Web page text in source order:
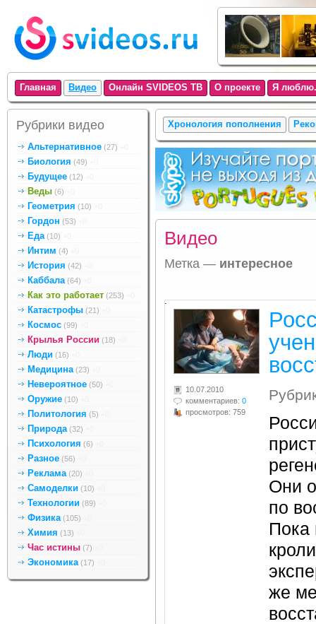
Главная Видео Онлайн SVIDEOS ТВ О проекте Я
Рубрики видео
Альтернативное (27)
Биология (49)
Будущее (12)
Веды (6)
Геометрия (10)
Гордон (53)
Еда (10)
Интим (4)
История (42)
Каббала (64)
Как это работает (253)
Катастрофы (21)
Космос (99)
Крылья России (18)
Люди (16)
Медицина (23)
Невероятное (50)
Оружие (10)
Политология (5)
Природа (32)
Психология (6)
Разное (56)
Реклама (20)
Самоделки (10)
Технологии (89)
Физика (105)
Химия (13)
Час истины (7)
Экономика (17)
Хронология пополнения
Видео
Метка — интересное
.
10.07.2010
комментариев: 0
просмотров: 759
Они
по
Пока
же